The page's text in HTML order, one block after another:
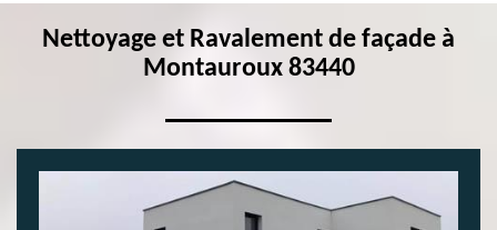
Nettoyage et Ravalement de façade à
Montauroux 83440